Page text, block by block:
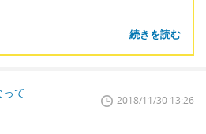
続きを読む
て
2018/11/30 13:26